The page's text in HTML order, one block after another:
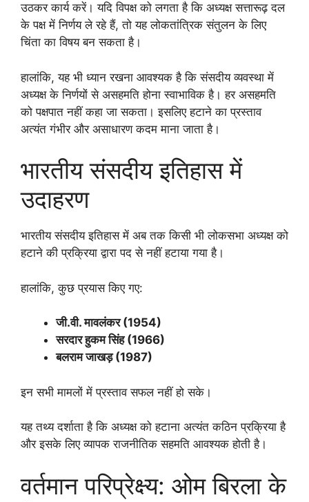
उठकर कार्य करें। यदि विपक्ष को लगता है कि अध्यक्ष सत्तारूढ़ दल
के पक्ष में निर्णय ले रहे हैं, तो यह लोकतांत्रिक संतुलन के लिए
चिंता का विषय बन सकता है।
हालांकि, यह भी ध्यान रखना आवश्यक है कि संसदीय व्यवस्था में
अध्यक्ष के निर्णयों से असहमति होना स्वाभाविक है। हर असहमति
को पक्षपात नहीं कहा जा सकता। इसलिए हटाने का प्रस्ताव
अत्यंत गंभीर और असाधारण कदम माना जाता है।
भारतीय संसदीय इतिहास में
उदाहरण
भारतीय संसदीय इतिहास में अब तक किसी भी लोकसभा अध्यक्ष को
हटाने की प्रक्रिया द्वारा पद से नहीं हटाया गया है।
हालांकि, कुछ प्रयास किए गए:
जी.वी. मावलंकर (1954)
सरदार हुकम सिंह (1966)
बलराम जाखड़ (1987)
इन सभी मामलों में प्रस्ताव सफल नहीं हो सके।
यह तथ्य दर्शाता है कि अध्यक्ष को हटाना अत्यंत कठिन प्रक्रिया है
और इसके लिए व्यापक राजनीतिक सहमति आवश्यक होती है।
वर्तमान परिप्रेक्ष्य: ओम बिरला के